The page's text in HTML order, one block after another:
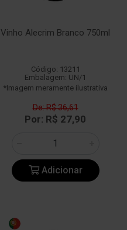
Vinho Alecrim Branco 750ml
Código: 13211
Embalagem: UN/1
*Imagem meramente ilustrativa
De: R$ 36,61
Por: R$ 27,90
Adicionar